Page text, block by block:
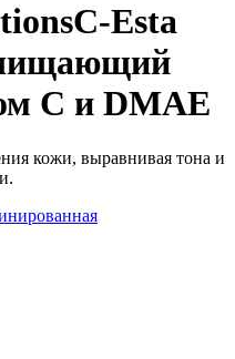
C-Esta
С и DMAE
кожи, выравнивая тона и